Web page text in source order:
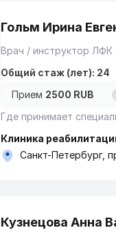
Гольм Ирина
Врач / инструктор ЛФК
Общий стаж (лет): 24
Прием 2500 RUB
Где принимает
Клиника
Санкт-Петербург,
Кузнецова Анна